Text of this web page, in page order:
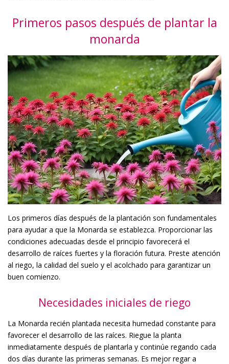
Primeros pasos después de plantar la
monarda
Los primeros días después de la plantación son fundamentales
para ayudar a que la Monarda se establezca. Proporcionar las
condiciones adecuadas desde el principio favorecerá el
desarrollo de raíces fuertes y la floración futura. Preste atención
al riego, la calidad del suelo y el acolchado para garantizar un
buen comienzo.
Necesidades iniciales de riego
La Monarda recién plantada necesita humedad constante para
favorecer el desarrollo de las raíces. Riegue la planta
inmediatamente después de plantarla y continúe regando cada
dos días durante las primeras semanas. Es mejor regar a